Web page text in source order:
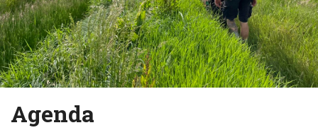
Agenda